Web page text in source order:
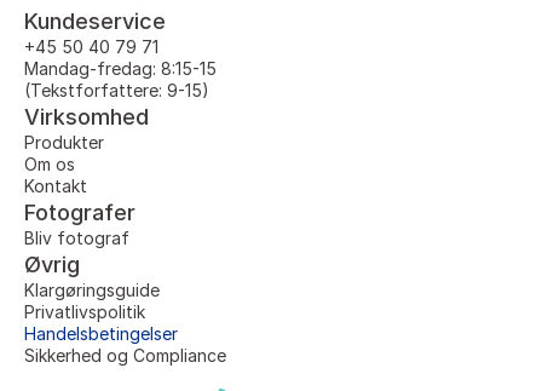
Kundeservice
+45 50 40 79 71
Mandag-fredag: 8:15-15
(Tekstforfattere: 9-15)
Virksomhed
Produkter
Om os
Kontakt
Fotografer
Bliv fotograf
Øvrig
Klargøringsguide
Privatlivspolitik
Handelsbetingelser
Sikkerhed og Compliance